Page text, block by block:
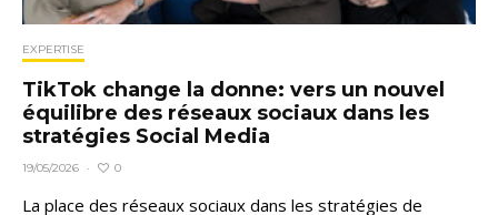
EXPERTISE
TikTok change la donne: vers un nouvel
équilibre des réseaux sociaux dans les
stratégies Social Media
19/05/2026 · 0
La place des réseaux sociaux dans les stratégies de